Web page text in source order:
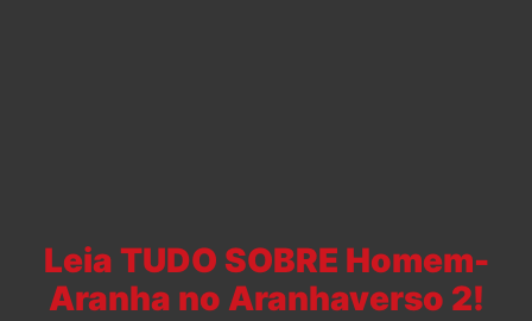
Leia TUDO SOBRE Homem-
Aranha no Aranhaverso 2!